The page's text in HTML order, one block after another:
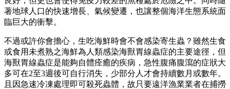
著地球人口的快速增長、氣候變遷，也讓整個海洋生態系統面
臨巨大的衝擊。
不過或許你會擔心，生吃海鮮時會不會感染寄生蟲？雖然生食
或食用未煮熟之海鮮為人類感染海獸胃線蟲症的主要途徑，但
海獸胃線蟲症是能夠自體痊癒的疾病，急性腹痛腹瀉的症狀大
多可在2至3週後可自行消失，少部分人才會持續數月或數年。
且因急速冷凍處理即可殺死蟲體，故只要遠洋漁業業者在捕撈